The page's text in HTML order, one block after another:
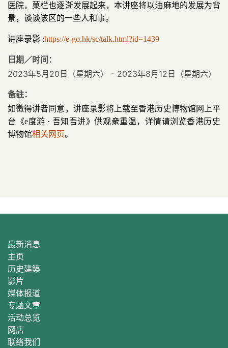
医院，菓栏也逐渐发展起来，本讲座将以油麻地的发展为背
景，谈谈该区的一些人和事。
讲座录影 :https://e-go.hk/sc/talk.html?id=1439
日期／时间：
2023年5月20日（星期六） - 2023年8月12日（星期六）
备註：
如徵得讲者同意，讲座录影将上载至香港历史博物馆网上平
台《e度游 · 吾知吾讲》供观衆重温，详情请浏览香港历史
博物馆相关网页。
最新消息
主页
历史建築
影片
媒体报道
专题文章
活动总览
网店
联络我们